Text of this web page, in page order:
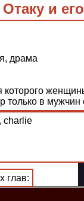
Отаку и
драма
которого
только в
charlie
глав: